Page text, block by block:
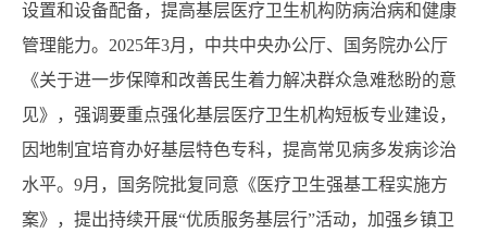
设置和设备配备，提高基层医疗卫生机构防病治病和健康
管理能力。2025年3月，中共中央办公厅、国务院办公厅
《关于进一步保障和改善民生着力解决群众急难愁盼的意
见》，强调要重点强化基层医疗卫生机构短板专业建设，
因地制宜培育办好基层特色专科，提高常见病多发病诊治
水平。9月，国务院批复同意《医疗卫生强基工程实施方
案》，提出持续开展“优质服务基层行”活动，加强乡镇卫